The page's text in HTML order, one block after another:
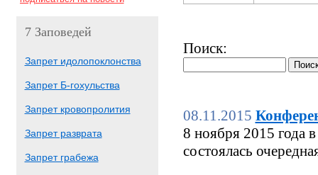
7 Заповедей
Запрет идолопоклонства
Запрет Б-гохульства
Запрет кровопролития
Запрет разврата
Запрет грабежа
Поиск:
08.11.2015
8 ноября 2015 года
состоялась